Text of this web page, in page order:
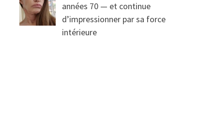
années 70 — et continue
d’impressionner par sa force
intérieure